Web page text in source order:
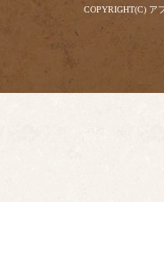
COPYRIGHT(C) ア